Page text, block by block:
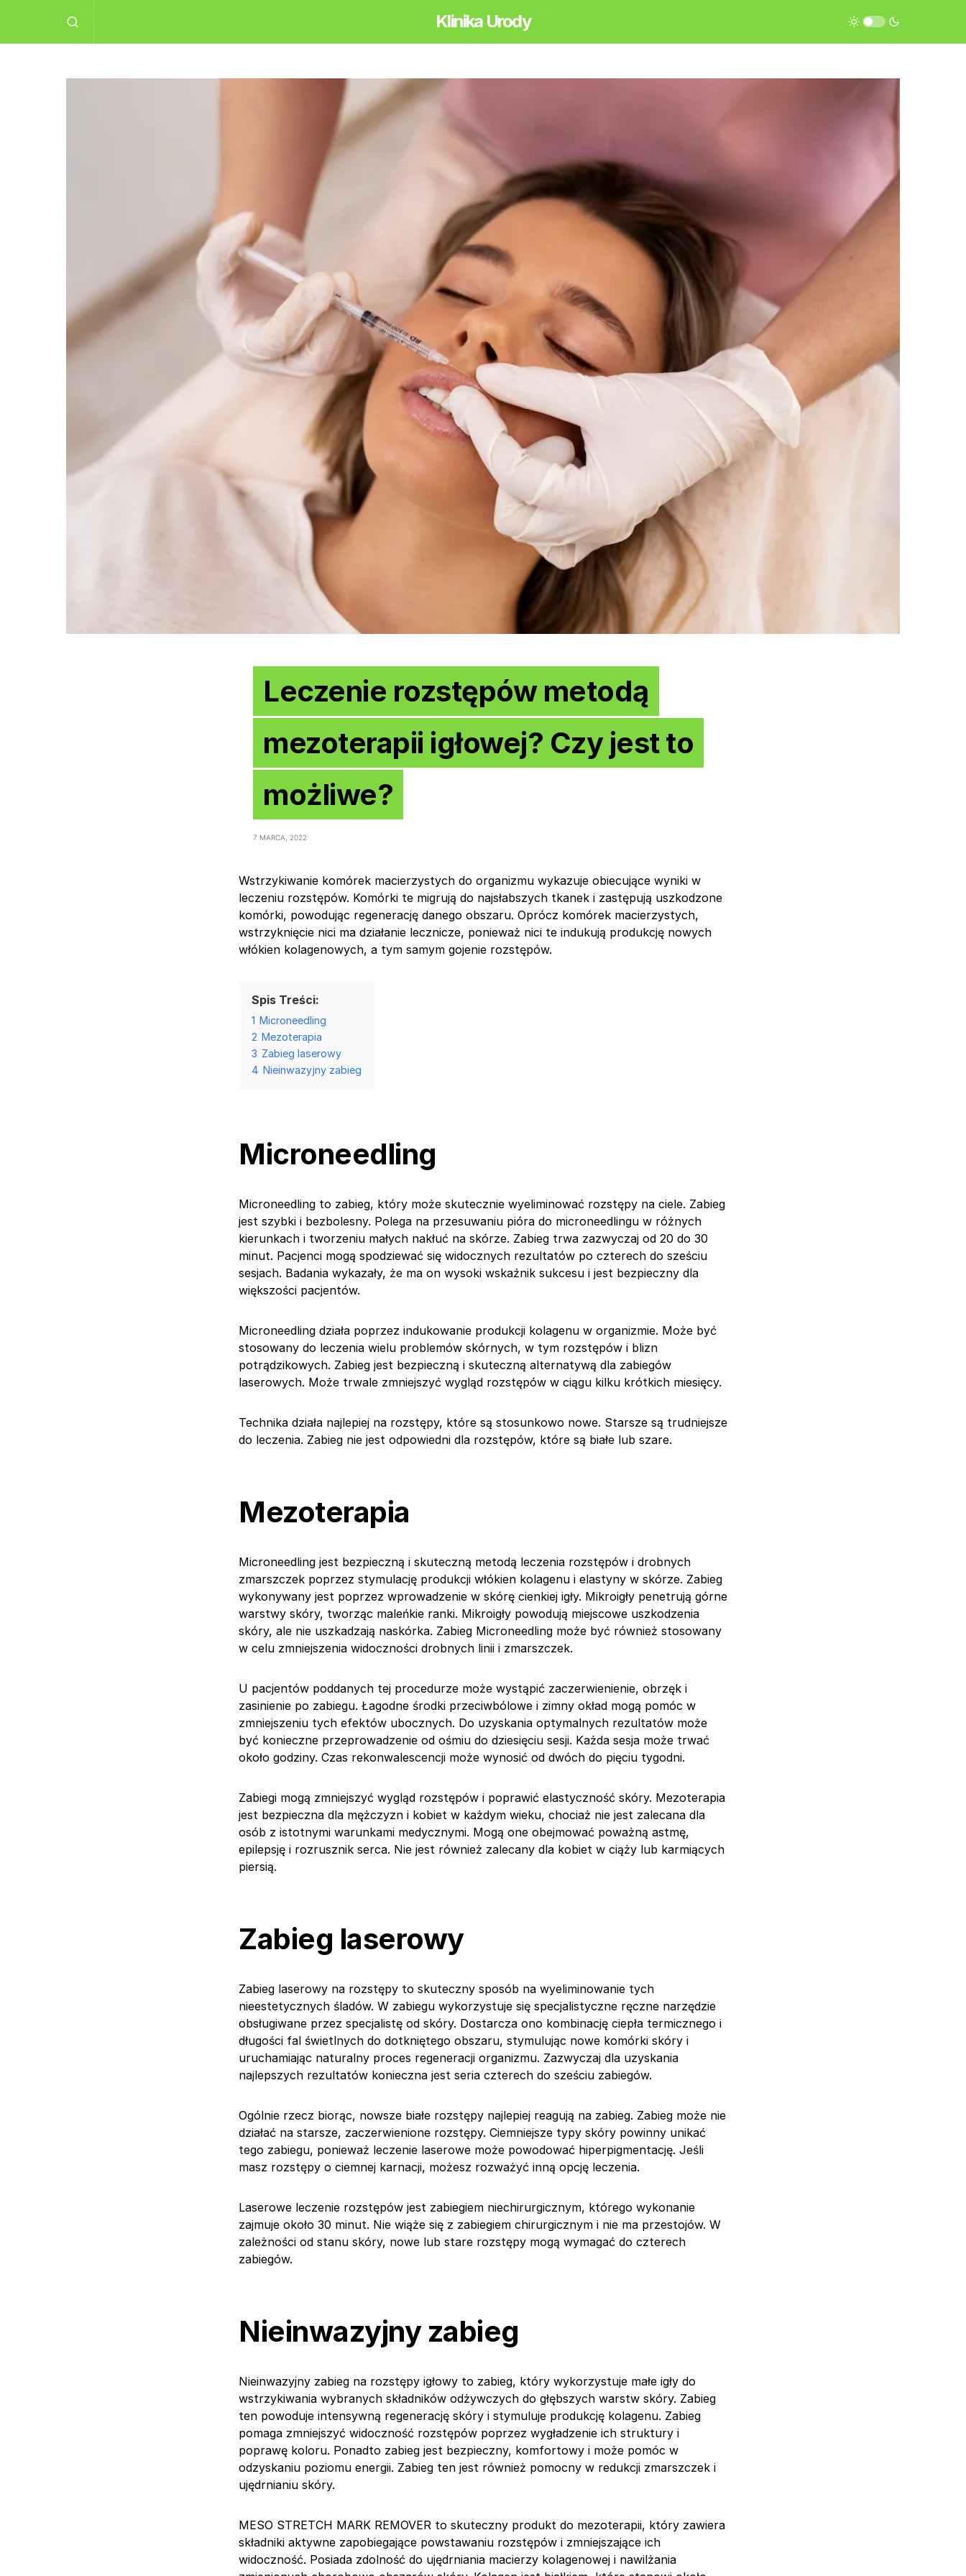
Klinika Urody
Leczenie rozstępów metodą
mezoterapii igłowej? Czy jest to
możliwe?
7 MARCA, 2022
Wstrzykiwanie komórek macierzystych do organizmu wykazuje obiecujące wyniki w
leczeniu rozstępów. Komórki te migrują do najsłabszych tkanek i zastępują uszkodzone
komórki, powodując regenerację danego obszaru. Oprócz komórek macierzystych,
wstrzyknięcie nici ma działanie lecznicze, ponieważ nici te indukują produkcję nowych
włókien kolagenowych, a tym samym gojenie rozstępów.
Spis Treści:
1 Microneedling
2 Mezoterapia
3 Zabieg laserowy
4 Nieinwazyjny zabieg
Microneedling
Microneedling to zabieg, który może skutecznie wyeliminować rozstępy na ciele. Zabieg
jest szybki i bezbolesny. Polega na przesuwaniu pióra do microneedlingu w różnych
kierunkach i tworzeniu małych nakłuć na skórze. Zabieg trwa zazwyczaj od 20 do 30
minut. Pacjenci mogą spodziewać się widocznych rezultatów po czterech do sześciu
sesjach. Badania wykazały, że ma on wysoki wskaźnik sukcesu i jest bezpieczny dla
większości pacjentów.
Microneedling działa poprzez indukowanie produkcji kolagenu w organizmie. Może być
stosowany do leczenia wielu problemów skórnych, w tym rozstępów i blizn
potrądzikowych. Zabieg jest bezpieczną i skuteczną alternatywą dla zabiegów
laserowych. Może trwale zmniejszyć wygląd rozstępów w ciągu kilku krótkich miesięcy.
Technika działa najlepiej na rozstępy, które są stosunkowo nowe. Starsze są trudniejsze
do leczenia. Zabieg nie jest odpowiedni dla rozstępów, które są białe lub szare.
Mezoterapia
Microneedling jest bezpieczną i skuteczną metodą leczenia rozstępów i drobnych
zmarszczek poprzez stymulację produkcji włókien kolagenu i elastyny w skórze. Zabieg
wykonywany jest poprzez wprowadzenie w skórę cienkiej igły. Mikroigły penetrują górne
warstwy skóry, tworząc maleńkie ranki. Mikroigły powodują miejscowe uszkodzenia
skóry, ale nie uszkadzają naskórka. Zabieg Microneedling może być również stosowany
w celu zmniejszenia widoczności drobnych linii i zmarszczek.
U pacjentów poddanych tej procedurze może wystąpić zaczerwienienie, obrzęk i
zasinienie po zabiegu. Łagodne środki przeciwbólowe i zimny okład mogą pomóc w
zmniejszeniu tych efektów ubocznych. Do uzyskania optymalnych rezultatów może
być konieczne przeprowadzenie od ośmiu do dziesięciu sesji. Każda sesja może trwać
około godziny. Czas rekonwalescencji może wynosić od dwóch do pięciu tygodni.
Zabiegi mogą zmniejszyć wygląd rozstępów i poprawić elastyczność skóry. Mezoterapia
jest bezpieczna dla mężczyzn i kobiet w każdym wieku, chociaż nie jest zalecana dla
osób z istotnymi warunkami medycznymi. Mogą one obejmować poważną astmę,
epilepsję i rozrusznik serca. Nie jest również zalecany dla kobiet w ciąży lub karmiących
piersią.
Zabieg laserowy
Zabieg laserowy na rozstępy to skuteczny sposób na wyeliminowanie tych
nieestetycznych śladów. W zabiegu wykorzystuje się specjalistyczne ręczne narzędzie
obsługiwane przez specjalistę od skóry. Dostarcza ono kombinację ciepła termicznego i
długości fal świetlnych do dotkniętego obszaru, stymulując nowe komórki skóry i
uruchamiając naturalny proces regeneracji organizmu. Zazwyczaj dla uzyskania
najlepszych rezultatów konieczna jest seria czterech do sześciu zabiegów.
Ogólnie rzecz biorąc, nowsze białe rozstępy najlepiej reagują na zabieg. Zabieg może nie
działać na starsze, zaczerwienione rozstępy. Ciemniejsze typy skóry powinny unikać
tego zabiegu, ponieważ leczenie laserowe może powodować hiperpigmentację. Jeśli
masz rozstępy o ciemnej karnacji, możesz rozważyć inną opcję leczenia.
Laserowe leczenie rozstępów jest zabiegiem niechirurgicznym, którego wykonanie
zajmuje około 30 minut. Nie wiąże się z zabiegiem chirurgicznym i nie ma przestojów. W
zależności od stanu skóry, nowe lub stare rozstępy mogą wymagać do czterech
zabiegów.
Nieinwazyjny zabieg
Nieinwazyjny zabieg na rozstępy igłowy to zabieg, który wykorzystuje małe igły do
wstrzykiwania wybranych składników odżywczych do głębszych warstw skóry. Zabieg
ten powoduje intensywną regenerację skóry i stymuluje produkcję kolagenu. Zabieg
pomaga zmniejszyć widoczność rozstępów poprzez wygładzenie ich struktury i
poprawę koloru. Ponadto zabieg jest bezpieczny, komfortowy i może pomóc w
odzyskaniu poziomu energii. Zabieg ten jest również pomocny w redukcji zmarszczek i
ujędrnianiu skóry.
MESO STRETCH MARK REMOVER to skuteczny produkt do mezoterapii, który zawiera
składniki aktywne zapobiegające powstawaniu rozstępów i zmniejszające ich
widoczność. Posiada zdolność do ujędrniania macierzy kolagenowej i nawilżania